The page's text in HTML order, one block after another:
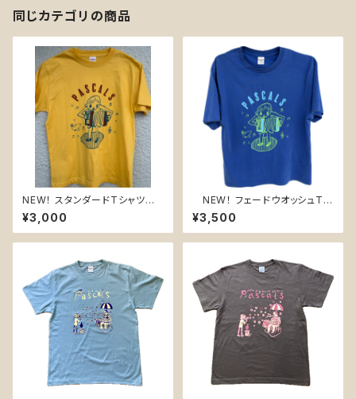
同じカテゴリの商品
NEW！ スタンダードTシャツ
バナナ2026
¥3,000
NEW！ フェードウオッシュTシ
ャツ フェードブルー2026
¥3,500